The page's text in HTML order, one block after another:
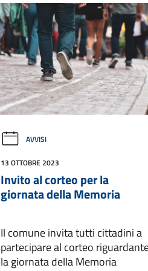
AVVISI
13 OTTOBRE 2023
Invito al corteo per la
giornata della Memoria
Il comune invita tutti cittadini a
partecipare al corteo
la giornata della Memoria